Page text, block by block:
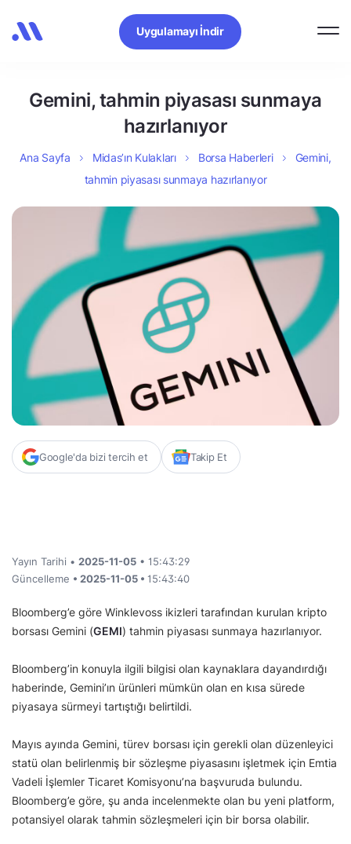
Uygulamayı İndir
Gemini, tahmin piyasası sunmaya
hazırlanıyor
Ana Sayfa Midas’ın Kulakları Borsa Haberleri
Gemini,
tahmin piyasası sunmaya hazırlanıyor
Google'da bizi tercih et Takip Et
Yayın Tarihi • 2025-11-05 • 15:43:29
Güncelleme • 2025-11-05 • 15:43:40
Bloomberg’e göre Winklevoss ikizleri tarafından kurulan kripto
borsası Gemini (GEMI) tahmin piyasası sunmaya hazırlanıyor.
Bloomberg’in konuyla ilgili bilgisi olan kaynaklara dayandırdığı
haberinde, Gemini’ın ürünleri mümkün olan en kısa sürede
piyasaya sürmeyi tartıştığı belirtildi.
Mayıs ayında Gemini, türev borsası için gerekli olan düzenleyici
statü olan belirlenmiş bir sözleşme piyasasını işletmek için Emtia
Vadeli İşlemler Ticaret Komisyonu’na başvuruda bulundu.
Bloomberg’e göre, şu anda incelenmekte olan bu yeni platform,
potansiyel olarak tahmin sözleşmeleri için bir borsa olabilir.